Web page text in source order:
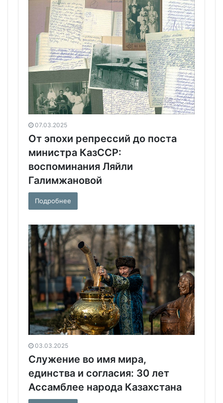
07.03.2025
От эпохи репрессий до поста
министра КазССР:
воспоминания Ляйли
Галимжановой
Подробнее
03.03.2025
Служение во имя мира,
единства и согласия: 30 лет
Ассамблее народа Казахстана